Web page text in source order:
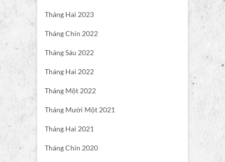
Tháng Hai 2023
Tháng Chín 2022
Tháng Sáu 2022
Tháng Hai 2022
Tháng Một 2022
Tháng Mười Một 2021
Tháng Hai 2021
Tháng Chín 2020